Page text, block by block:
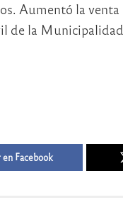
Aumentó la
de la
Facebook